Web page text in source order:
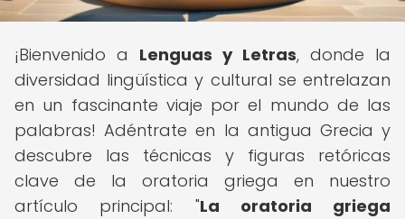
¡Bienvenido a Lenguas y Letras, donde la
diversidad lingüística y cultural se entrelazan
en un fascinante viaje por el mundo de las
palabras! Adéntrate en la antigua Grecia y
descubre las técnicas y figuras retóricas
clave de la oratoria griega en nuestro
artículo principal: "La oratoria griega